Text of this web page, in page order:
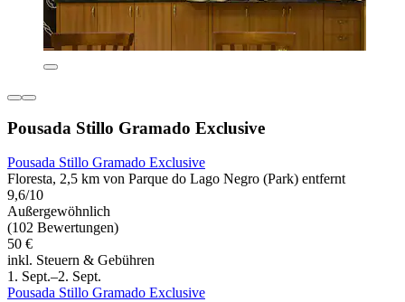
Pousada Stillo Gramado Exclusive
Pousada Stillo Gramado Exclusive
Floresta, 2,5 km von Parque do Lago Negro (Park) entfernt
9,6/10
Außergewöhnlich
(102 Bewertungen)
50 €
inkl. Steuern & Gebühren
1. Sept.–2. Sept.
Pousada Stillo Gramado Exclusive